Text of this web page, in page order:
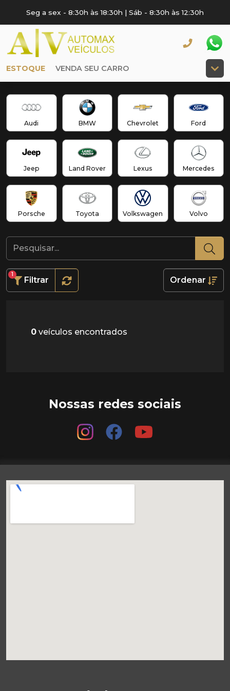
Seg a sex - 8:30h às 18:30h | Sáb - 8:30h às 12:30h
ESTOQUE VENDA SEU CARRO
Audi BMW Chevrolet Ford
Jeep Land Rover Lexus Mercedes
Porsche Toyota Volkswagen Volvo
Filtrar
1
Ordenar
0 veículos encontrados
Nossas redes sociais